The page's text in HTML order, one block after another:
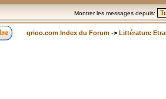
Montrer les messages depuis:
grioo.com Index du Forum -> Littérature